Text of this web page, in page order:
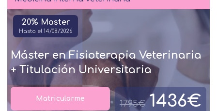
20% Master
Hasta el 14/08/2026
Máster en Fisioterapia Veterinaria
+ Titulación Universitaria
1795€ 1436€
Matricularme